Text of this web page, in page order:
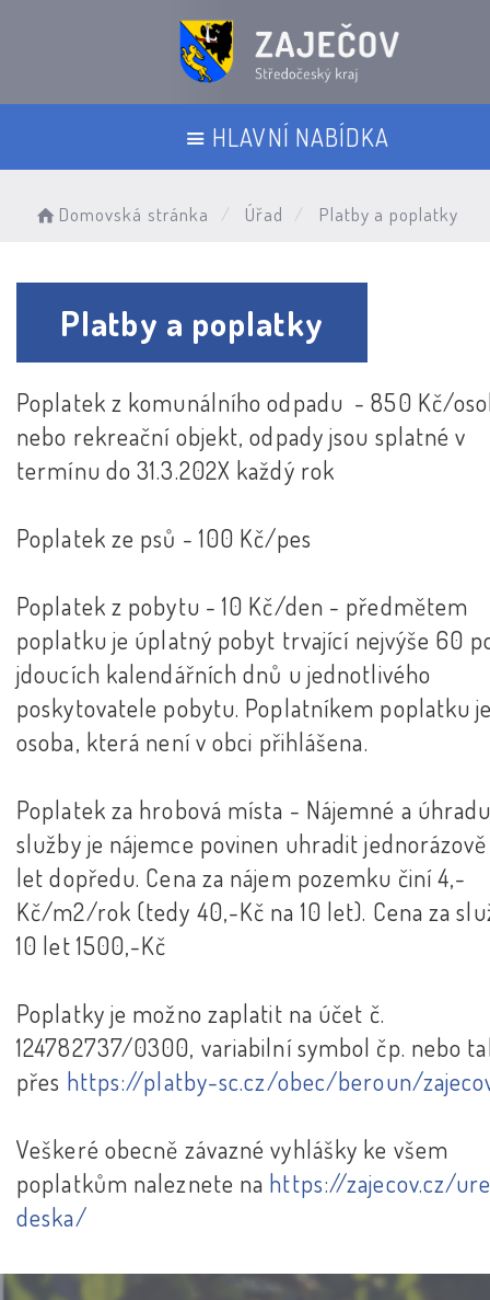
HLAVNÍ NABÍDKA
Domovská stránka Úřad Platby a poplatky
Platby a poplatky
Poplatek z komunálního odpadu - 850 Kč/
nebo rekreační objekt, odpady jsou splatné v
termínu do 31.3.202X každý rok
Poplatek ze psů - 100 Kč/pes
Poplatek z pobytu - 10 Kč/den - předmětem
poplatku je úplatný pobyt trvající nejvýše 60
jdoucích kalendářních dnů u jednotlivého
poskytovatele pobytu. Poplatníkem poplatku
osoba, která není v obci přihlášena.
Poplatek za hrobová místa - Nájemné a
služby je nájemce povinen uhradit jednorázově
let dopředu. Cena za nájem pozemku činí 4,-
Kč/m2/rok (tedy 40,-Kč na 10 let). Cena za
10 let 1500,-Kč
Poplatky je možno zaplatit na účet č.
124782737/0300, variabilní symbol čp. nebo
přes https://platby-sc.cz/obec/beroun/
Veškeré obecně závazné vyhlášky ke všem
poplatkům naleznete na https://zajecov.cz/
deska/